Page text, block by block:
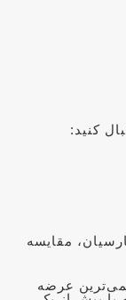
کنید:
مقایسه
عرضه